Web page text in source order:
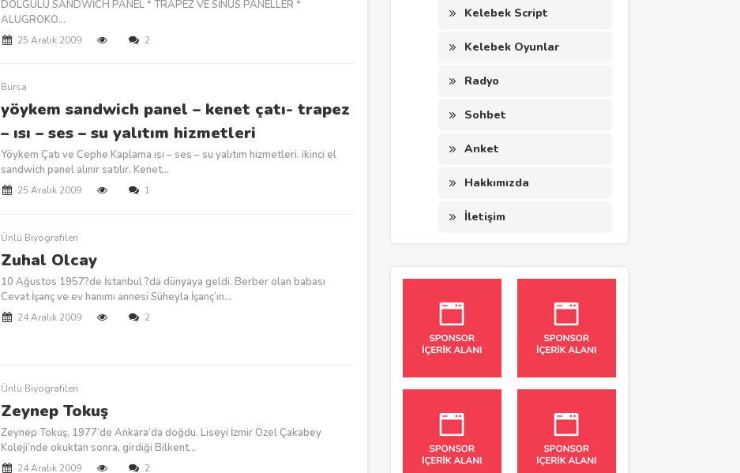
DOLGULU SANDWİCH PANEL * TRAPEZ VE SİNÜS PANELLER *
ALUGROKO...
25 Aralık 2009 2
Bursa
yöykem sandwich panel – kenet çatı- trapez
– ısı – ses – su yalıtım hizmetleri
Yöykem Çatı ve Cephe Kaplama ısı – ses – su yalıtım hizmetleri. ikinci el
sandwich panel alınır satılır. Kenet...
25 Aralık 2009 1
Ünlü Biyografileri
Zuhal Olcay
10 Ağustos 1957?de İstanbul ?da dünyaya geldi. Berber olan babası
Cevat İşanç ve ev hanımı annesi Süheyla İşanç‘ın...
24 Aralık 2009 2
Ünlü Biyografileri
Zeynep Tokuş
Zeynep Tokuş, 1977’de Ankara‘da doğdu. Liseyi İzmir Özel Çakabey
Koleji‘nde okuktan sonra, girdiği Bilkent...
24 Aralık 2009 2
Kelebek Script
Kelebek Oyunlar
Radyo
Sohbet
Anket
Hakkımızda
İletişim